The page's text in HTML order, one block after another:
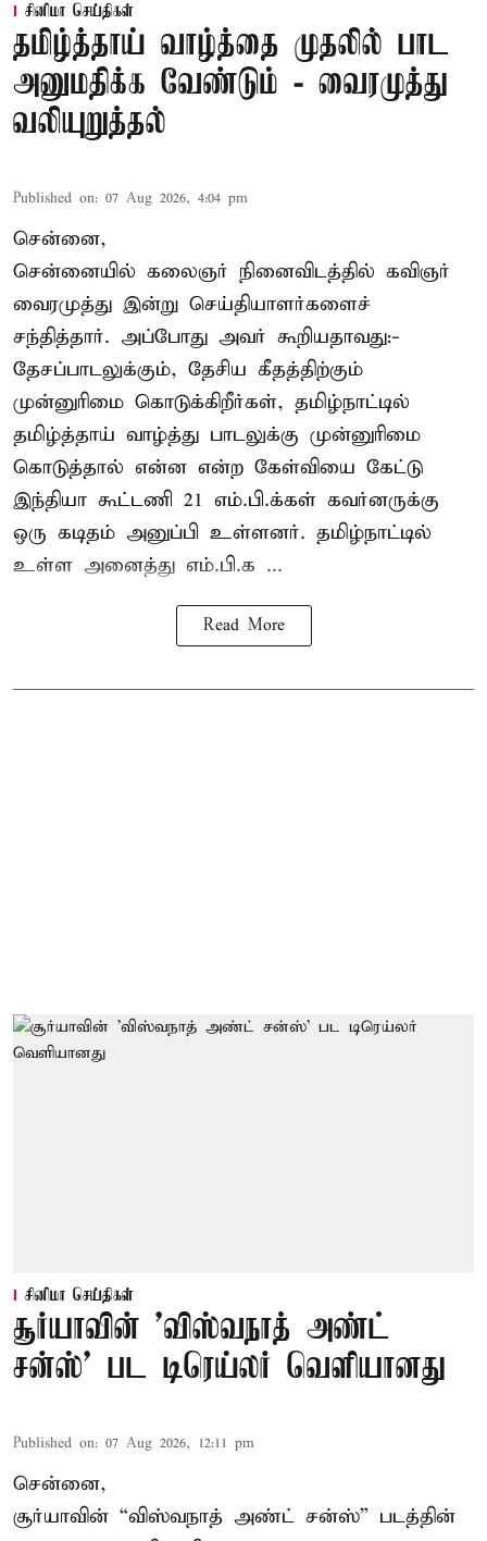
சினிமா செய்திகள்
தமிழ்த்தாய் வாழ்த்தை முதலில் பாட
அனுமதிக்க வேண்டும் - வைரமுத்து
வலியுறுத்தல்
Published on: 07 Aug 2026, 4:04 pm
சென்னை,
சென்னையில் கலைஞர் நினைவிடத்தில் கவிஞர்
வைரமுத்து இன்று செய்தியாளர்களைச்
சந்தித்தார். அப்போது அவர் கூறியதாவது:-
தேசப்பாடலுக்கும், தேசிய கீதத்திற்கும்
முன்னுரிமை கொடுக்கிறீர்கள், தமிழ்நாட்டில்
தமிழ்த்தாய் வாழ்த்து பாடலுக்கு முன்னுரிமை
கொடுத்தால் என்ன என்ற கேள்வியை கேட்டு
இந்தியா கூட்டணி 21 எம்.பி.க்கள் கவர்னருக்கு
ஒரு கடிதம் அனுப்பி உள்ளனர். தமிழ்நாட்டில்
உள்ள அனைத்து எம்.பி.க ...
Read More
சினிமா செய்திகள்
சூர்யாவின் 'விஸ்வநாத் அண்ட்
சன்ஸ்' பட டிரெய்லர் வெளியானது
Published on: 07 Aug 2026, 12:11 pm
சென்னை,
சூர்யாவின் “விஸ்வநாத் அண்ட் சன்ஸ்” படத்தின்